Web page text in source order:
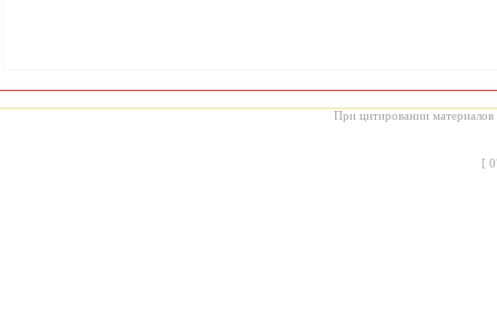
При цитировании материалов
[